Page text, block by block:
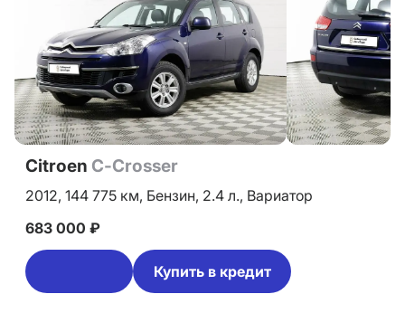
Citroen C-Crosser
2012, 144 775 км, Бензин, 2.4 л., Вариатор
683 000 ₽
Купить в кредит